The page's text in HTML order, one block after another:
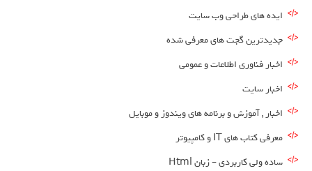
ایده های طراحی وب سایت
جدیدترین گجت های معرفی شده
اخبار فناوری اطلاعات و عمومی
اخبار سایت
اخبار , آموزش و برنامه های ویندوز و موبایل
معرفی کتاب های IT و کامپیوتر
ساده ولی کاربردی – زبان Html